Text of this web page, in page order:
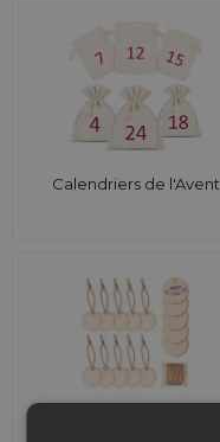
Calendriers de l'Avent